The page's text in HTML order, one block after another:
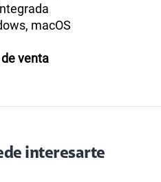
macOS
venta
interesarte